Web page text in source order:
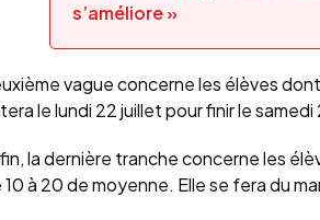
s’améliore »
vague concerne les élèves
le lundi 22 juillet pour finir le samedi
la dernière tranche concerne les
à 20 de moyenne. Elle se fera du